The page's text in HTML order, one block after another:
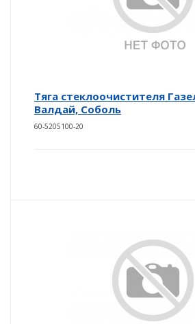
Тяга стеклоочистителя
Валдай, Соболь
60-5205100-20